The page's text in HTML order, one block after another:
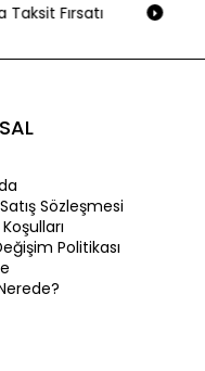
Fırsatı
Sözleşmesi
Politikası